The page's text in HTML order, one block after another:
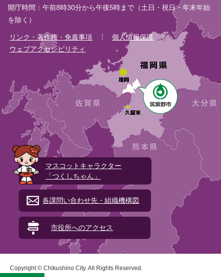
開庁時間：午前8時30分から午後5時まで（土日・祝日・年末年始
を除く）
リンク・著作権・免責事項
個人情報保護
ウェブアクセシビリティ
マスコットキャラクター
「つくしちゃん」
各課問い合わせ先・組織機構図
市役所へのアクセス
Copyright © Chikushino City. All Rights Reserved.